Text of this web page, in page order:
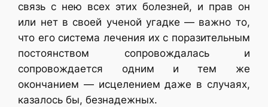
связь с нею всех этих болезней, и прав он
или нет в своей ученой угадке — важно то,
что его система лечения их с поразительным
постоянством сопровождалась и
сопровождается одним и тем же
окончанием — исцелением даже в случаях,
казалось бы, безнадежных.